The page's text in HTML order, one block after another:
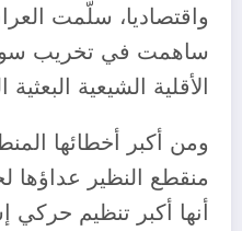
واقتصاديا، سلّمت
ساهمت في تخريب
الأقلية الشيعية
ومن أكبر أخطائها
منقطع النظير عداؤها
أنها أكبر تنظيم